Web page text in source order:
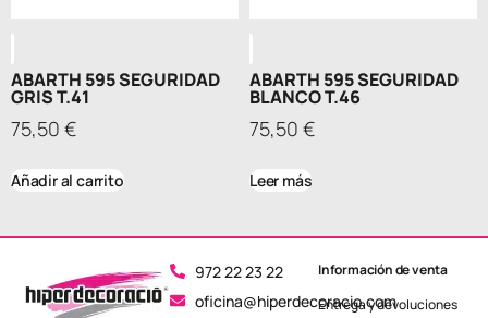
ABARTH 595 SEGURIDAD
GRIS T.41
75,50 €
Añadir al carrito
ABARTH 595 SEGURIDAD
BLANCO T.46
75,50 €
Leer más
972 22 23 22
oficina@hiperdecoracio.com
Información de venta
Entrega y devoluciones